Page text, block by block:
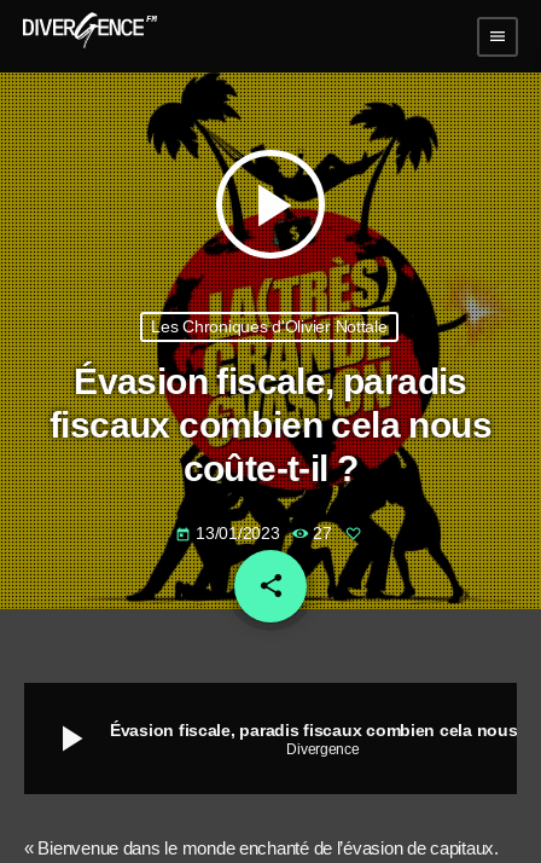
menu
play_arrow
Les Chroniques d'Olivier Nottale
Évasion fiscale, paradis
fiscaux combien cela nous
coûte-t-il ?
today 13/01/2023 27
share
email
play_arrow Divergence
« Bienvenue dans le monde enchanté de l’évasion de capitaux.